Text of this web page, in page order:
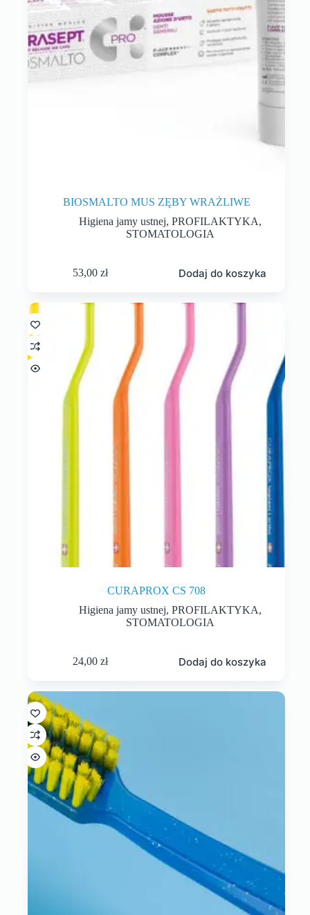
BIOSMALTO MUS ZĘBY WRAŻLIWE
Higiena jamy ustnej,PROFILAKTYKA,
STOMATOLOGIA
53,00zł Dodaj do koszyka
CURAPROX CS 708
Higiena jamy ustnej,PROFILAKTYKA,
STOMATOLOGIA
24,00zł Dodaj do koszyka